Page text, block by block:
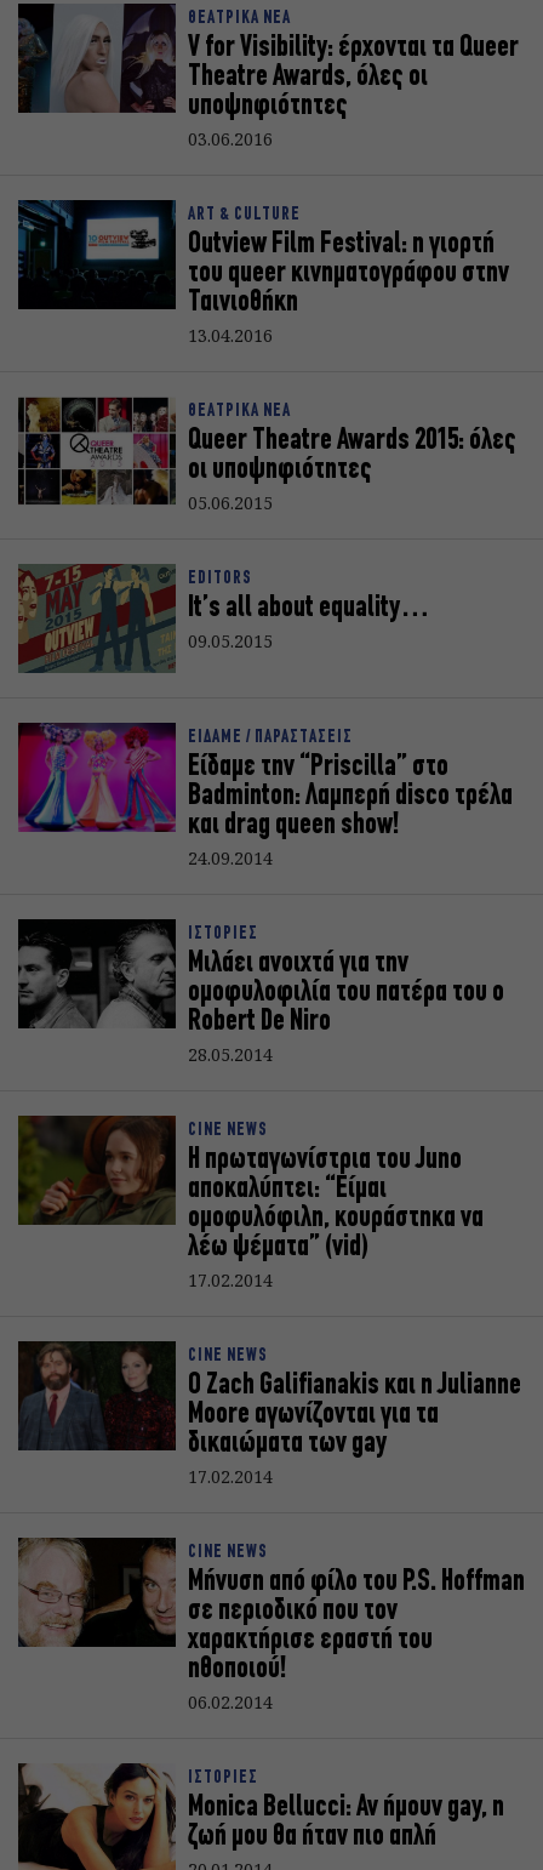
ΘΕΑΤΡΙΚΑ ΝΕΑ
V for Visibility: έρχονται τα Queer
Theatre Awards, όλες οι
υποψηφιότητες
03.06.2016
ART & CULTURE
Outview Film Festival: η γιορτή
του queer κινηματογράφου στην
Ταινιοθήκη
13.04.2016
ΘΕΑΤΡΙΚΑ ΝΕΑ
Queer Theatre Awards 2015: όλες
οι υποψηφιότητες
05.06.2015
EDITORS
It’s all about equality…
09.05.2015
ΕΙΔΑΜΕ / ΠΑΡΑΣΤΑΣΕΙΣ
Είδαμε την “Priscilla” στο
Badminton: Λαμπερή disco τρέλα
και drag queen show!
24.09.2014
ΙΣΤΟΡΙΕΣ
Μιλάει ανοιχτά για την
ομοφυλοφιλία του πατέρα του ο
Robert De Niro
28.05.2014
CINE NEWS
Η πρωταγωνίστρια του Juno
αποκαλύπτει: “Είμαι
ομοφυλόφιλη, κουράστηκα να
λέω ψέματα” (vid)
17.02.2014
CINE NEWS
O Zach Galifianakis και η Julianne
Moοre αγωνίζονται για τα
δικαιώματα των gay
17.02.2014
CINE NEWS
Μήνυση από φίλο του P.S. Hoffman
σε περιοδικό που τον
χαρακτήρισε εραστή του
ηθοποιού!
06.02.2014
ΙΣΤΟΡΙΕΣ
Monica Bellucci: Αν ήμουν gay, η
ζωή μου θα ήταν πιο απλή